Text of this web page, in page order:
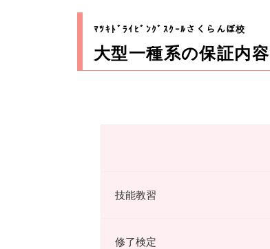
ﾏﾂｷﾄﾞﾗｲﾋﾞﾝｸﾞｽｸｰﾙさくらんぼ校
大型一種系の保証内容
技能教習
修了検定